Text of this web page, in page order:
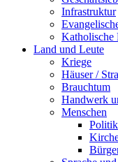
Infrastruktur
Katholische
Land und Leute
Kriege
Häuser /
Brauchtum
Handwerk
Menschen
Politik